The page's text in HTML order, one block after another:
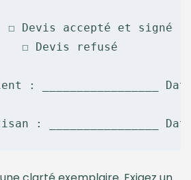
☐ Devis accepté et signé
☐ Devis refusé
: _________________